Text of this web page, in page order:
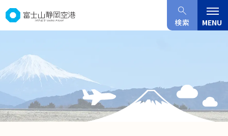
グ
ロ
ル
ナ
ゲ
ー
本
文
フ
ッ
へ
検索 MENU